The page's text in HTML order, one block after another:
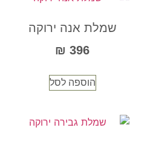
שמלת אנה ירוקה
396
₪
הוספה לסל